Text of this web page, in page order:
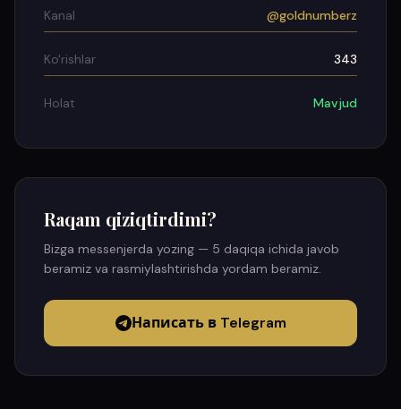
Kanal @goldnumberz
Ko'rishlar 343
Holat Mavjud
Raqam qiziqtirdimi?
Bizga messenjerda yozing — 5 daqiqa ichida javob
beramiz va rasmiylashtirishda yordam beramiz.
Написать в Telegram